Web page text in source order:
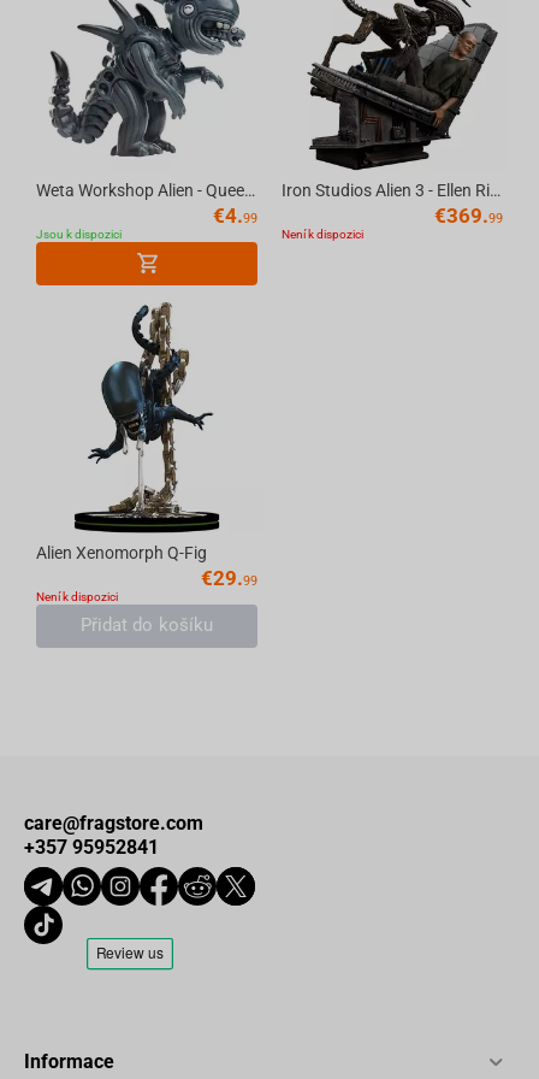
Weta Workshop Alien - Queen Figure Micro Epic
€4.99
Jsou k dispozici
Iron Studios Alien 3 - Ellen Ripley And Dog Alien Art Scale 1/10
€369.99
Není k dispozici
Alien Xenomorph Q-Fig
€29.99
Není k dispozici
Přidat do košíku
care@fragstore.com
+357 95952841
Informace